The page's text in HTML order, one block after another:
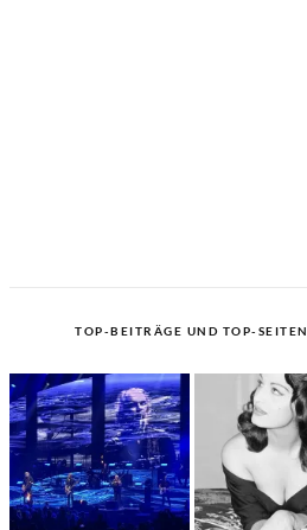
TOP-BEITRÄGE UND TOP-SEITEN